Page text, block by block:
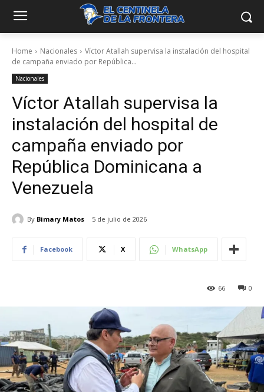
Home Nacionales
Víctor Atallah supervisa la instalación del hospital
de campaña enviado por República...
Nacionales
Víctor Atallah supervisa la
instalación del hospital de
campaña enviado por
República Dominicana a
Venezuela
By Bimary Matos 5 de julio de 2026
Facebook X WhatsApp
0
66